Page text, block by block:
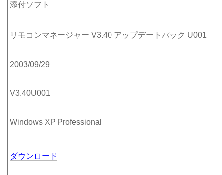
添付ソフト
リモコンマネージャー V3.40 アップデートパック U001
2003/09/29
V3.40U001
Windows XP Professional
ダウンロード